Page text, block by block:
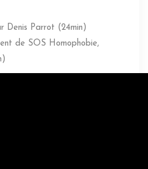
Denis Parrot (24min)
de SOS Homophobie,